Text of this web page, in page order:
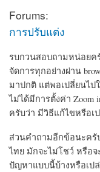
Forums:
การปรับแต่ง
รบกวนสอบถามหน่อยค
จัดการทุกอย่างผ่าน
มาปกติ แต่พอเปลี่ยนไป
ไม่ได้มีการตั้งค่า Zoom
ครับว่า มีวิธีแก้ไขหรือเ
ส่วนคำถามอีกข้อนะครับ
ไทย มักจะไม่โชว์ หรือจ
ปัญหาแบบนี้บ้างหรือเป